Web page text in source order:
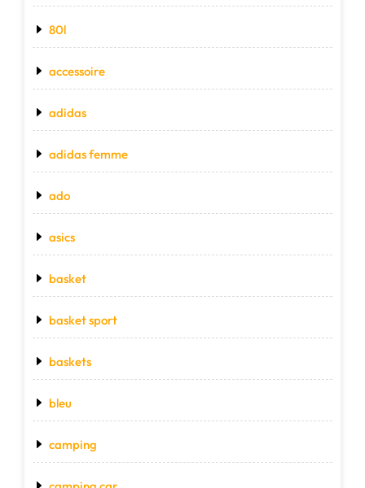
80l
accessoire
adidas
adidas femme
ado
asics
basket
basket sport
baskets
bleu
camping